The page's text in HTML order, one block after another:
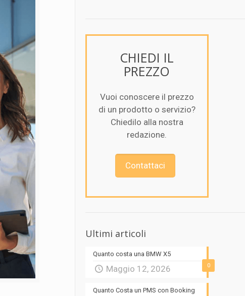
CHIEDI IL
PREZZO
Vuoi conoscere il prezzo
di un prodotto o servizio?
Chiedilo alla nostra
redazione.
Contattaci
Ultimi articoli
0
Quanto costa una BMW X5
Maggio 12, 2026
Quanto Costa un PMS con Booking